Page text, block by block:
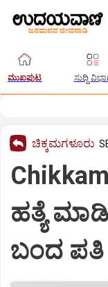
ಮುಖಪುಟ ಸುದ್ದಿ
ಚಿಕ್ಕಮಗಳೂರು
ಹತ್ಯೆ
ಬಂದ ಪತಿ